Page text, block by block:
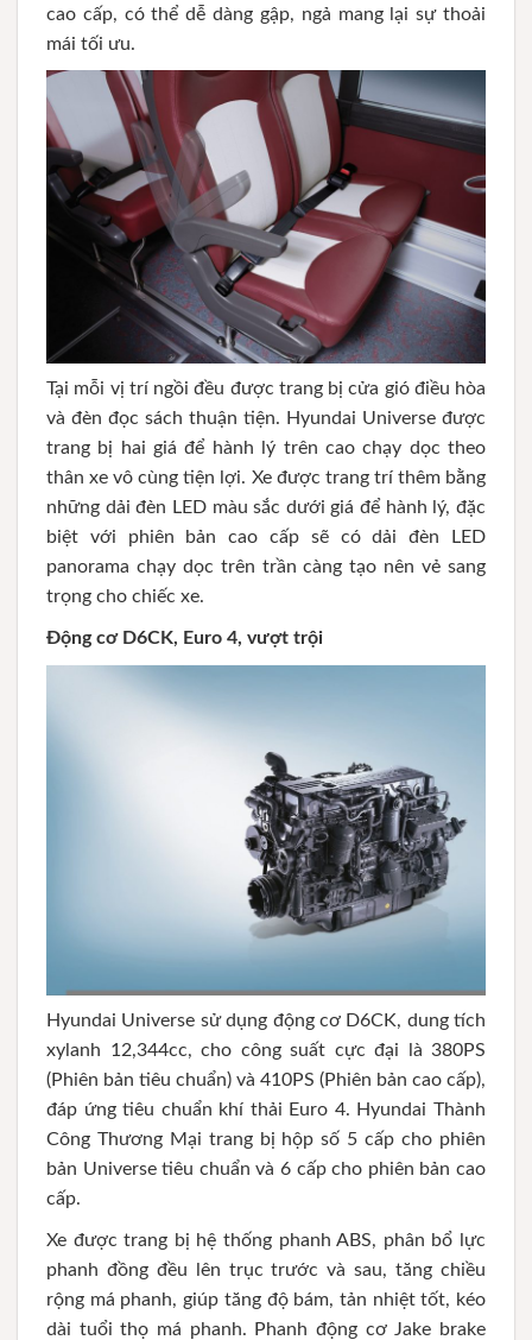
cao cấp, có thể dễ dàng gập, ngả mang lại sự thoải
mái tối ưu.
Tại mỗi vị trí ngồi đều được trang bị cửa gió điều hòa
và đèn đọc sách thuận tiện. Hyundai Universe được
trang bị hai giá để hành lý trên cao chạy dọc theo
thân xe vô cùng tiện lợi. Xe được trang trí thêm bằng
những dải đèn LED màu sắc dưới giá để hành lý, đặc
biệt với phiên bản cao cấp sẽ có dải đèn LED
panorama chạy dọc trên trần càng tạo nên vẻ sang
trọng cho chiếc xe.
Động cơ D6CK, Euro 4, vượt trội
Hyundai Universe sử dụng động cơ D6CK, dung tích
xylanh 12,344cc, cho công suất cực đại là 380PS
(Phiên bản tiêu chuẩn) và 410PS (Phiên bản cao cấp),
đáp ứng tiêu chuẩn khí thải Euro 4. Hyundai Thành
Công Thương Mại trang bị hộp số 5 cấp cho phiên
bản Universe tiêu chuẩn và 6 cấp cho phiên bản cao
cấp.
Xe được trang bị hệ thống phanh ABS, phân bổ lực
phanh đồng đều lên trục trước và sau, tăng chiều
rộng má phanh, giúp tăng độ bám, tản nhiệt tốt, kéo
dài tuổi thọ má phanh. Phanh động cơ Jake brake